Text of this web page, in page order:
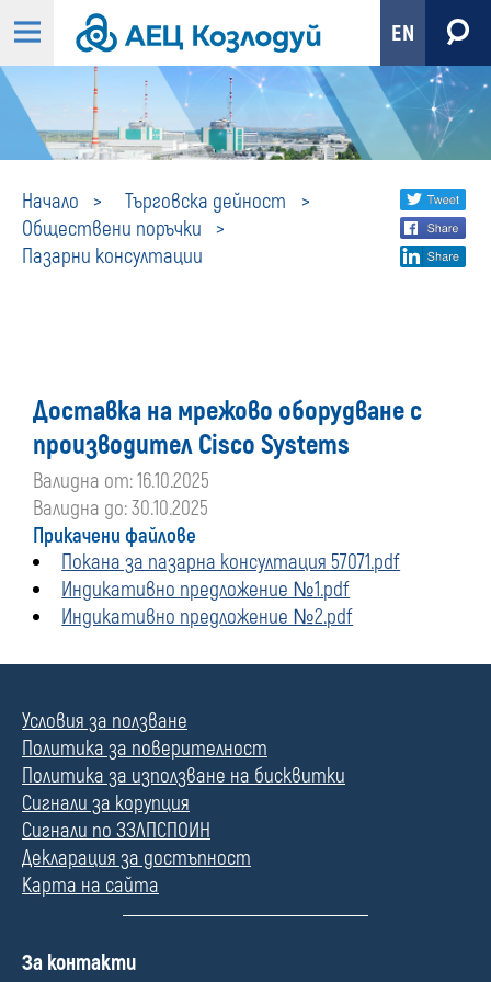
EN
Начало
Търговска дейност
Обществени поръчки
Пазарни консултации
Пазарни
консултации
Share
social
Доставка на мрежово оборудване с
производител Cisco Systems
Валидна от: 16.10.2025
Валидна до: 30.10.2025
Прикачени файлове
Покана за пазарна консултация 57071.pdf
Индикативно предложение №1.pdf
Индикативно предложение №2.pdf
Условия за ползване
Политика за поверителност
Политика за използване на бисквитки
Сигнали за корупция
Сигнали по ЗЗЛПСПОИН
Декларация за достъпност
Карта на сайта
П
За контакти